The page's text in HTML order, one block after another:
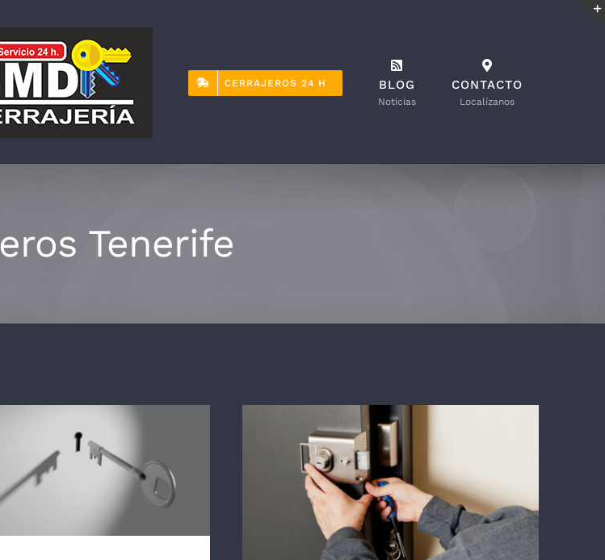
CERRAJEROS 24 H BLOG
Noticias
CONTACTO
Localízanos
Tenerife
en Los Majuelos – Tfno. 608
Apertura de emergencia de cerraduras
La Laguna. Tel. 608 217 454